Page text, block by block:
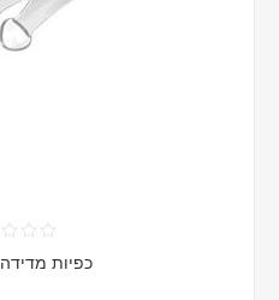
כפיות מדידה Tescoma